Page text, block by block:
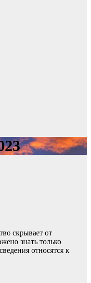
скрывает от
знать только
относятся к